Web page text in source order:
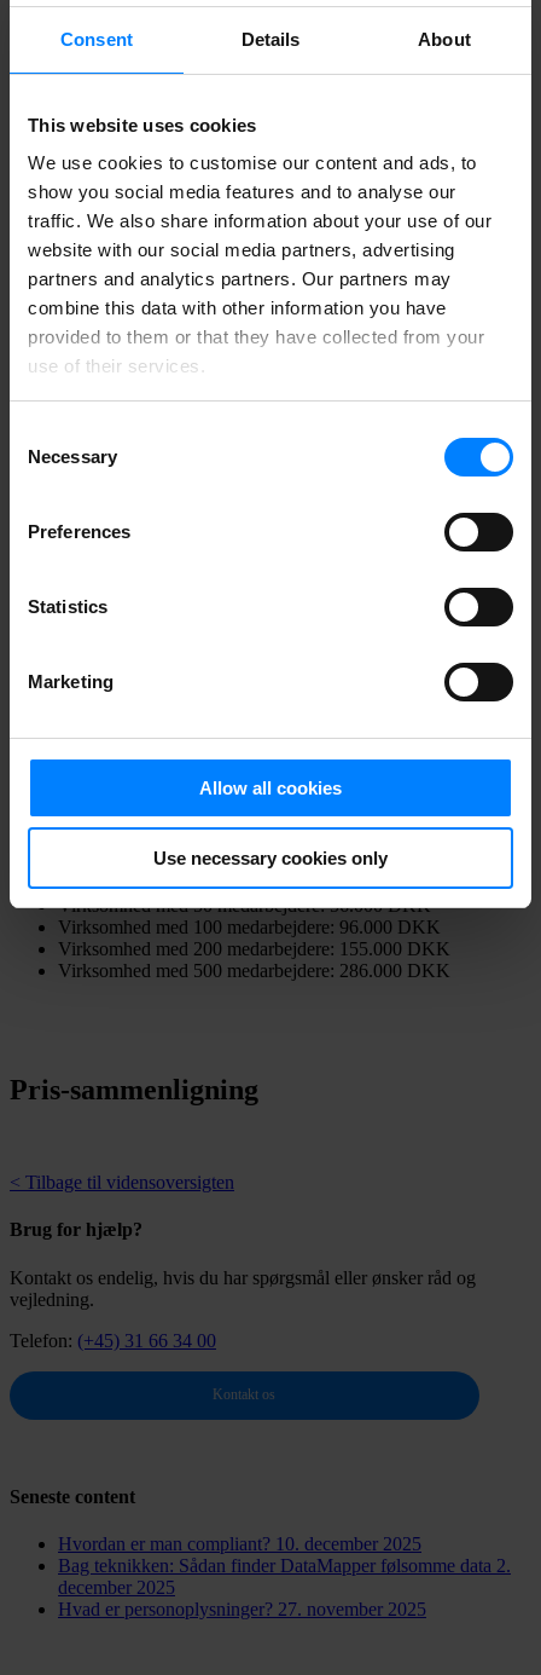
Consent Details About
This website uses cookies
We use cookies to customise our content and ads, to
show you social media features and to analyse our
traffic. We also share information about your use of our
website with our social media partners, advertising
partners and analytics partners. Our partners may
combine this data with other information you have
provided to them or that they have collected from your
use of their services.
Selection
Necessary
Preferences
Statistics
Marketing
Allow all cookies
Use necessary cookies only
Nedenstående tal forudsætter, at:
En medarbejder i gennemsnit har 20.000 email og
dokumenter
En timeløn pr. medarbejer er 275 DKK.
Manuel GDPR-oprydning
data igennem – og så efterfølgende forholde sig til dét der findes.
Følgende er vejledende priser for
af følsomme
Virksomhed med 25 medarbejdere: 138.000 DKK
Virksomhed med 50 medarbejdere: 264.000 DKK
Virksomhed med 500 medarbejdere: 1.849.000 DKK
Med DataMapper findes filer, mails og billeder med følsomt indhold
automatisk, hvorefter det er nemt for medarbejderne at håndtere.
Følgende er vejledende priser for oprydning af følsomme data med
Virksomhed med 25 medarbejdere: 31.000 DKK
Virksomhed med 50 medarbejdere: 56.000 DKK
Virksomhed med 100 medarbejdere: 96.000 DKK
Virksomhed med 200 medarbejdere: 155.000 DKK
Virksomhed med 500 medarbejdere: 286.000 DKK
Pris-sammenligning
< Tilbage til vidensoversigten
Brug for hjælp?
Kontakt os endelig, hvis du har spørgsmål eller ønsker råd og
vejledning.
Telefon: (+45) 31 66 34 00
Kontakt os
Seneste content
Hvordan er man compliant? 10. december 2025
Bag teknikken: Sådan finder DataMapper følsomme data 2.
december 2025
Hvad er personoplysninger? 27. november 2025